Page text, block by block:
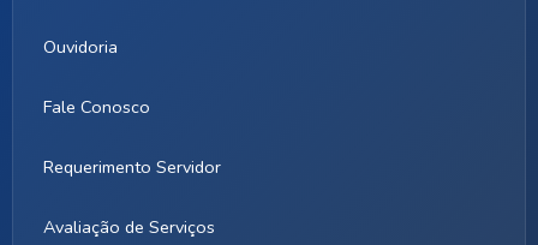
Ouvidoria
Fale Conosco
Requerimento Servidor
Avaliação de Serviços